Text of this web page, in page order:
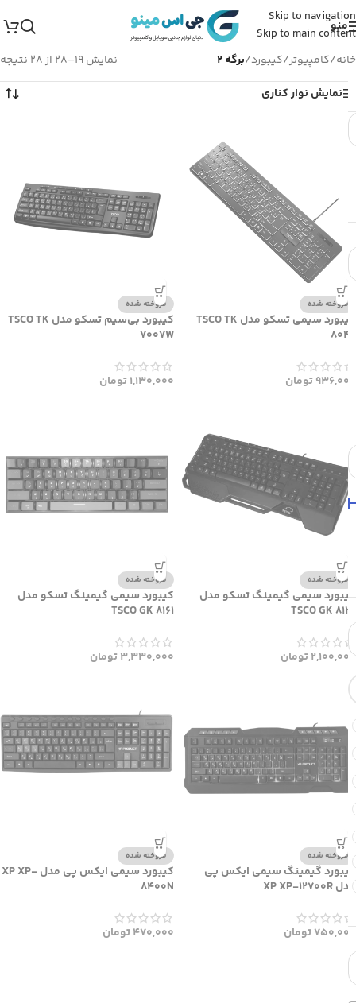
Skip to navigation
Skip to main content
منو
خانه/کامپیوتر/کیبورد/برگه 2
نمایش 19–28 از 28 نتیجه
نمایش نوار کناری
فروخته شده
کیبورد سیمی تسکو مدل TSCO TK
8049
936,000تومان
فروخته شده
کیبورد بی‌سیم تسکو مدل TSCO TK
7007W
1,130,000تومان
فروخته شده
کیبورد سیمی گیمینگ تسکو مدل
TSCO GK 8126
2,100,000تومان
فروخته شده
کیبورد سیمی گیمینگ تسکو مدل
TSCO GK 8161
3,330,000تومان
فروخته شده
کیبورد گیمینگ سیمی ایکس پی
مدل XP XP-12700R
750,000تومان
فروخته شده
کیبورد سیمی ایکس پی مدل XP XP-
8400N
470,000تومان